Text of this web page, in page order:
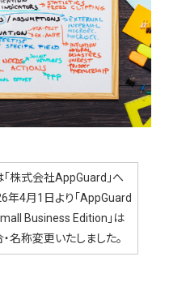
株式会社AppGuard」へ
年4月1日より「AppGuard
Business Edition」は
名称変更いたしました。